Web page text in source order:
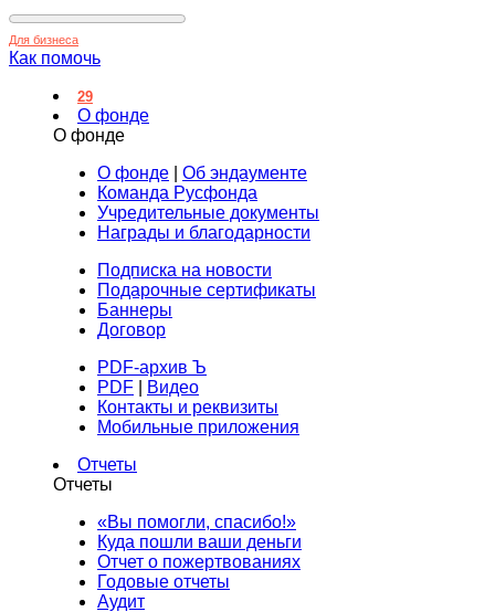
Для бизнеса
Как помочь
29
О фонде
О фонде
О фонде
Об эндаументе
Команда Русфонда
Учредительные документы
Награды и благодарности
Подписка на новости
Подарочные сертификаты
Баннеры
Договор
PDF-архив Ъ
PDF
Видео
Контакты и реквизиты
Мобильные приложения
Отчеты
Отчеты
«Вы помогли, спасибо!»
Куда пошли ваши деньги
Отчет о пожертвованиях
Годовые отчеты
Аудит